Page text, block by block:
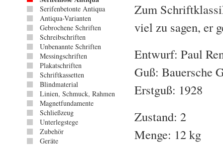
Serifenbetonte Antiqua
Antiqua-Varianten
Gebrochene Schriften
Schreibschriften
Unbenannte Schriften
Messingschriften
Plakatschriften
Schriftkassetten
Blindmaterial
Linien, Schmuck, Rahmen
Magnetfundamente
Schließzeug
Unterlegstege
Zubehör
Geräte
Zum
viel zu sagen, er
Entwurf: Paul
Guß: Bauersche
Erstguß: 1928
Zustand: 2
Menge: 12 kg